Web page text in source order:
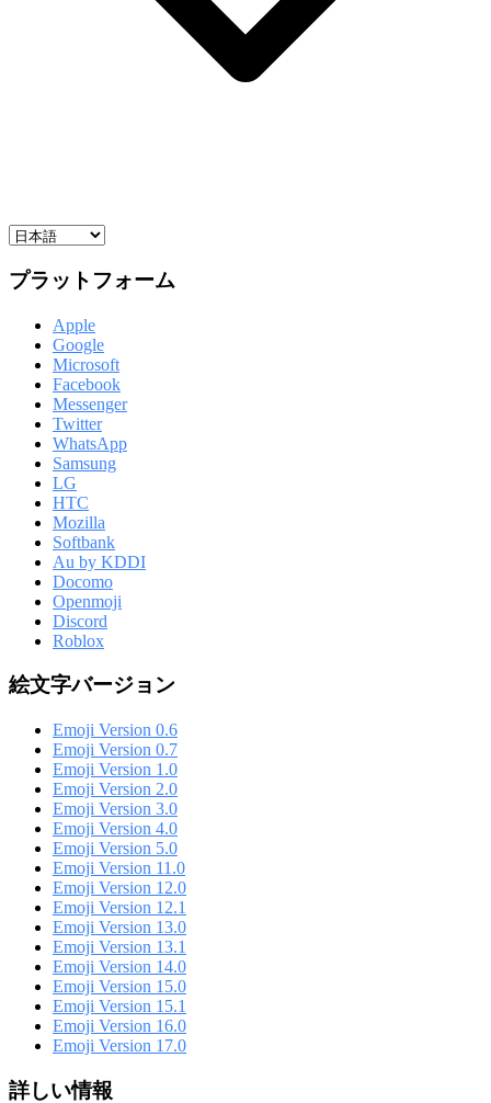
プラットフォーム
Apple
Google
Microsoft
Facebook
Messenger
Twitter
WhatsApp
Samsung
LG
HTC
Mozilla
Softbank
Au by KDDI
Docomo
Openmoji
Discord
Roblox
絵文字バージョン
Emoji Version 0.6
Emoji Version 0.7
Emoji Version 1.0
Emoji Version 2.0
Emoji Version 3.0
Emoji Version 4.0
Emoji Version 5.0
Emoji Version 11.0
Emoji Version 12.0
Emoji Version 12.1
Emoji Version 13.0
Emoji Version 13.1
Emoji Version 14.0
Emoji Version 15.0
Emoji Version 15.1
Emoji Version 16.0
Emoji Version 17.0
詳しい情報